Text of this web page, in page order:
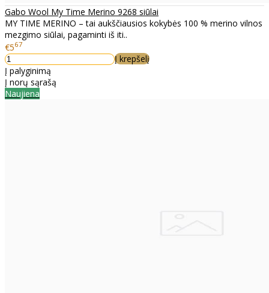
Gabo Wool My Time Merino 9268 siūlai
MY TIME MERINO – tai aukščiausios kokybės 100 % merino vilnos
mezgimo siūlai, pagaminti iš iti..
€567
Į krepšelį
Į palyginimą
Į norų sąrašą
Naujiena